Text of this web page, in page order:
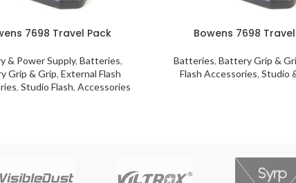
7698 Travel Pack
& Power Supply, Batteries,
Grip & Grip,External Flash
,Studio Flash,Accessories
Bowens 7698
Batteries, Battery Grip &
Flash Accessories, Studio